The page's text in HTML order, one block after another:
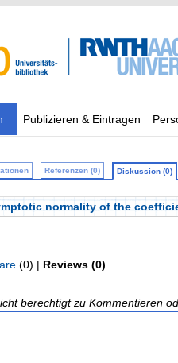
Publizieren & Eintragen
Referenzen (0) Diskussion (0)
normality of the
(0) | Reviews (0)
berechtigt zu Kommentieren